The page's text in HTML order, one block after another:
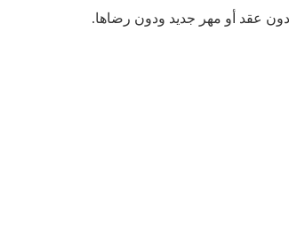
عقد أو مهر جديد ودون رضاها.